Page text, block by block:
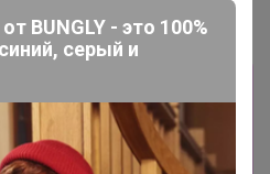
заказах доступна
BUNGLY - это 100%
серый и